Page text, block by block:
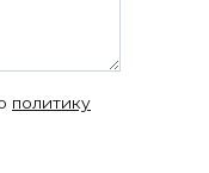
политику